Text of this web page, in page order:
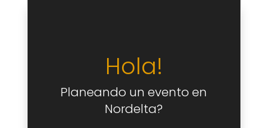
Hola!
Planeando un evento en
Nordelta?